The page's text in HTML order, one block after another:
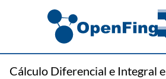
Cálculo Diferencial e Integral